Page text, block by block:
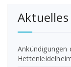
Aktuelles
Ankündigungen